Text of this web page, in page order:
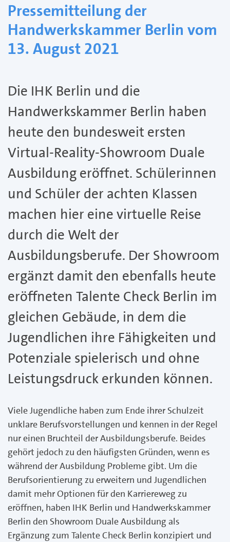
Pressemitteilung der
Handwerkskammer Berlin vom
13. August 2021
Die IHK Berlin und die
Handwerkskammer Berlin haben
heute den bundesweit ersten
Virtual-Reality-Showroom Duale
Ausbildung eröffnet. Schülerinnen
und Schüler der achten Klassen
machen hier eine virtuelle Reise
durch die Welt der
Ausbildungsberufe. Der Showroom
ergänzt damit den ebenfalls heute
eröffneten Talente Check Berlin im
gleichen Gebäude, in dem die
Jugendlichen ihre Fähigkeiten und
Potenziale spielerisch und ohne
Leistungsdruck erkunden können.
Viele Jugendliche haben zum Ende ihrer Schulzeit
unklare Berufsvorstellungen und kennen in der Regel
nur einen Bruchteil der Ausbildungsberufe. Beides
gehört jedoch zu den häufigsten Gründen, wenn es
während der Ausbildung Probleme gibt. Um die
Berufsorientierung zu erweitern und Jugendlichen
damit mehr Optionen für den Karriereweg zu
eröffnen, haben IHK Berlin und Handwerkskammer
Berlin den Showroom Duale Ausbildung als
Ergänzung zum Talente Check Berlin konzipiert und